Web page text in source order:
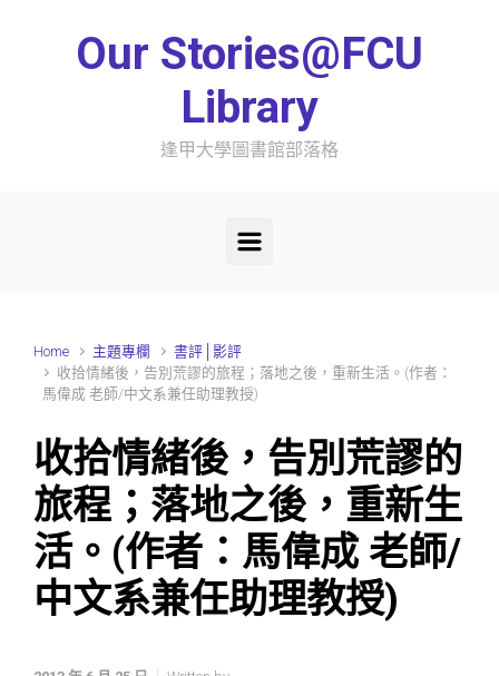
Our Stories@FCU
Library
逢甲大學圖書館部落格
Home 主題專欄
書評│影評
收拾情緒後，告別荒謬的旅程；落地之後，重新生活。(作者：
馬偉成 老師/中文系兼任助理教授)
收拾情緒後，告別荒謬的
旅程；落地之後，重新生
活。(作者：馬偉成 老師/
中文系兼任助理教授)